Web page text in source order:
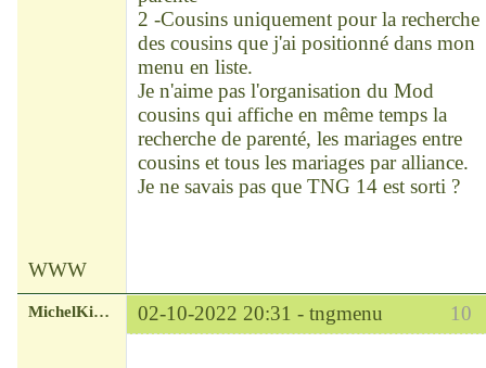
2 -Cousins uniquement pour la recherche
des cousins que j'ai positionné dans mon
menu en liste.
Je n'aime pas l'organisation du Mod
cousins qui affiche en même temps la
recherche de parenté, les mariages entre
cousins et tous les mariages par alliance.
Je ne savais pas que TNG 14 est sorti ?
WWW
10
MichelKirsch 02-10-2022 20:31 - tngmenu